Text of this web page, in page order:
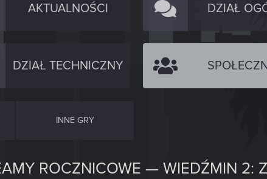
AKTUALNOŚCI DZIAŁ
DZIAŁ TECHNICZNY
INNE GRY
ROCZNICOWE — WIEDŹMIN 2: